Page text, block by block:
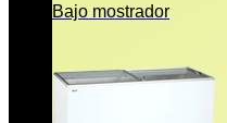
Bajo mostrador